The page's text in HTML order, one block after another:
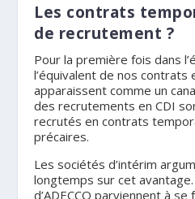
Les contrats
de recrutement ?
Pour la première fois dans
l’équivalent de nos contrats
apparaissent comme un
des recrutements en CDI
recrutés en contrats
précaires.
Les sociétés d’intérim
longtemps sur cet
d’ADECCO parviennent à